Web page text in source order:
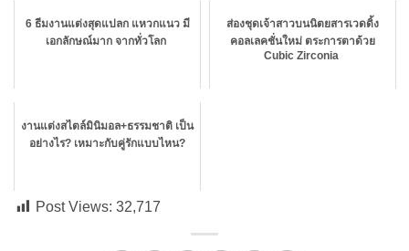
6 ธีมงานแต่งสุดแปลก แหวกแนว มี
เอกลักษณ์มาก จากทั่วโลก
ส่องชุดเจ้าสาวบนนิตยสารเวดดิ้ง
คอลเลคชั่นใหม่ ตระการตาด้วย
Cubic Zirconia
งานแต่งสไตล์มินิมอล+ธรรมชาติ เป็น
อย่างไร? เหมาะกับคู่รักแบบไหน?
Post Views: 32,717